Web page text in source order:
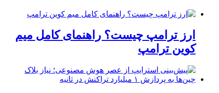
ارز ترامپ چیست؟ راهنمای کامل میم
کوین ترامپ